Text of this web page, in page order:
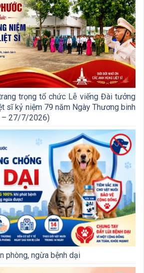
trọng tổ chức Lễ viếng Đài tưởng
sĩ kỷ niệm 79 năm Ngày Thương binh
27/7/2026)
phòng, ngừa bệnh dại